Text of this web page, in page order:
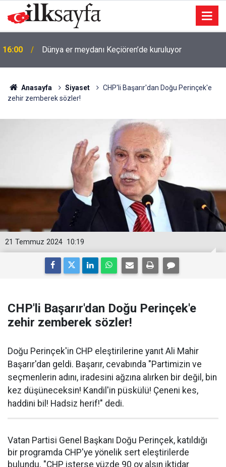
16:00 Dünya er meydanı Keçiören’de kuruluyor
Anasayfa Siyaset
CHP'li Başarır'dan Doğu Perinçek'e
zehir zemberek sözler!
10:19
21 Temmuz 2024
CHP'li Başarır'dan Doğu Perinçek'e
zehir zemberek sözler!
Doğu Perinçek'in CHP eleştirilerine yanıt Ali Mahir
Başarır'dan geldi. Başarır, cevabında "Partimizin ve
seçmenlerin adını, iradesini ağzına alırken bir değil, bin
kez düşüneceksin! Kandil'in püskülü! Çeneni kes,
haddini bil! Hadsiz herif!" dedi.
Vatan Partisi Genel Başkanı Doğu Perinçek, katıldığı
bir programda CHP'ye yönelik sert eleştirilerde
bulundu. "CHP isterse yüzde 90 oy alsın iktidar